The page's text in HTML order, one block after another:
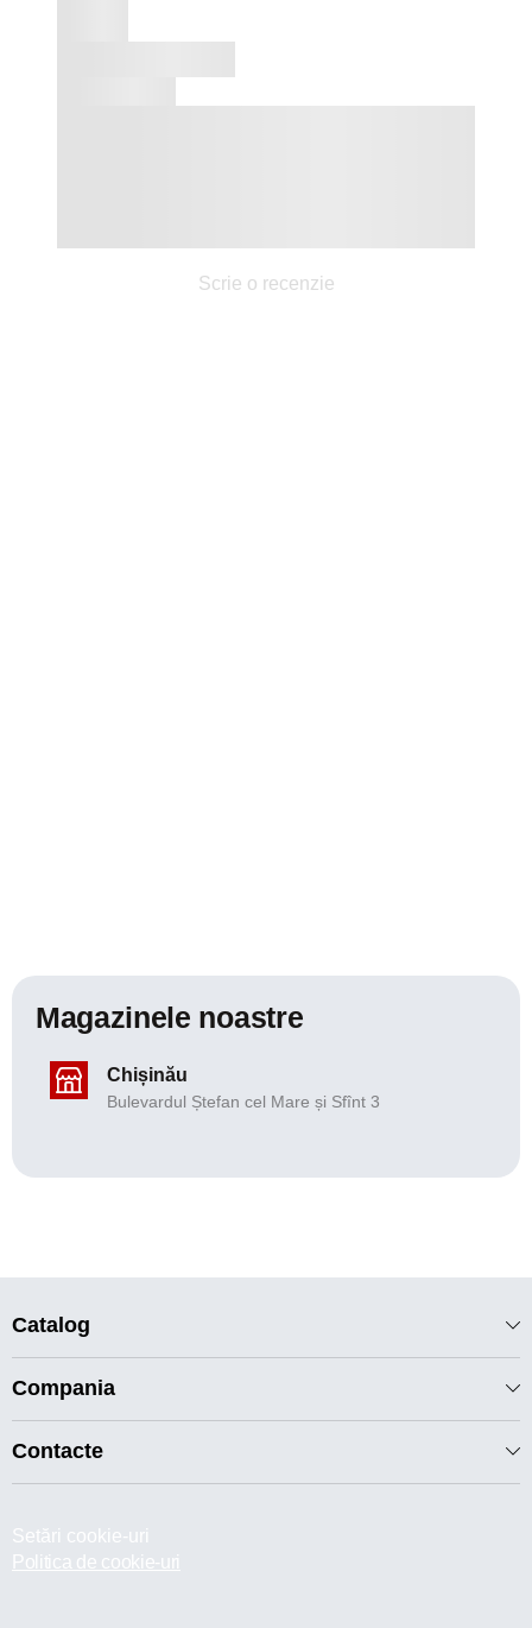
Scrie o recenzie
Magazinele noastre
Chișinău
Bulevardul Ștefan cel Mare și Sfînt 3
Catalog
Compania
Contacte
Setări cookie-uri
Politica de cookie-uri